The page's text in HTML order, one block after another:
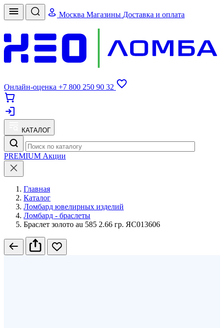
Москва Магазины Доставка и оплата
Онлайн-оценка +7 800 250 90 32
КАТАЛОГ
PREMIUM Акции
Главная
Каталог
Ломбард ювелирных изделий
Ломбард - браслеты
Браслет золото au 585 2.66 гр. ЯС013606